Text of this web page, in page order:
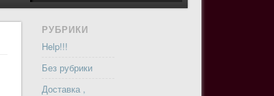
РУБРИКИ
Help!!!
Без рубрики
Доставка ,